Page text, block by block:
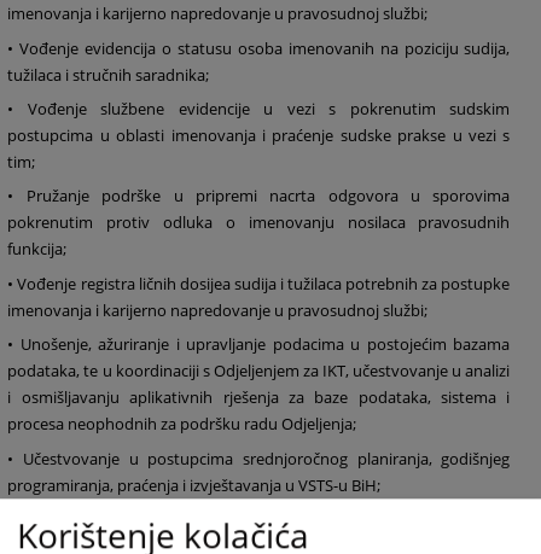
imenovanja i karijerno napredovanje u pravosudnoj službi;
• Vođenje evidencija o statusu osoba imenovanih na poziciju sudija,
tužilaca i stručnih saradnika;
• Vođenje službene evidencije u vezi s pokrenutim sudskim
postupcima u oblasti imenovanja i praćenje sudske prakse u vezi s
tim;
• Pružanje podrške u pripremi nacrta odgovora u sporovima
pokrenutim protiv odluka o imenovanju nosilaca pravosudnih
funkcija;
• Vođenje registra ličnih dosijea sudija i tužilaca potrebnih za postupke
imenovanja i karijerno napredovanje u pravosudnoj službi;
• Unošenje, ažuriranje i upravljanje podacima u postojećim bazama
podataka, te u koordinaciji s Odjeljenjem za IKT, učestvovanje u analizi
i osmišljavanju aplikativnih rješenja za baze podataka, sistema i
procesa neophodnih za podršku radu Odjeljenja;
• Učestvovanje u postupcima srednjoročnog planiranja, godišnjeg
programiranja, praćenja i izvještavanja u VSTS-u BiH;
• Identifikovanje, razvijanje i primjena novih i poboljšanih načina rada
za podršku razvoju Sekretarijata VSTS-a BiH i postizanje utvrđenih
Korištenje kolačića